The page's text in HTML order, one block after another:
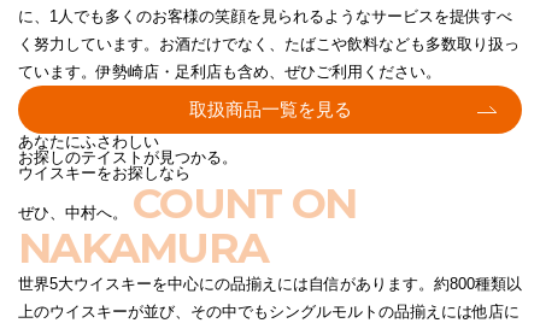
に、1人でも多くのお客様の笑顔を見られるようなサービスを提供すべ
く努力しています。お酒だけでなく、たばこや飲料なども多数取り扱っ
ています。伊勢崎店・足利店も含め、ぜひご利用ください。
取扱商品一覧を見る
あなたにふさわしい
お探しのテイストが見つかる。
ウイスキーをお探しなら
ぜひ、中村へ。 COUNT ON
NAKAMURA
世界5大ウイスキーを中心にの品揃えには自信があります。約800種類以
上のウイスキーが並び、その中でもシングルモルトの品揃えには他店に